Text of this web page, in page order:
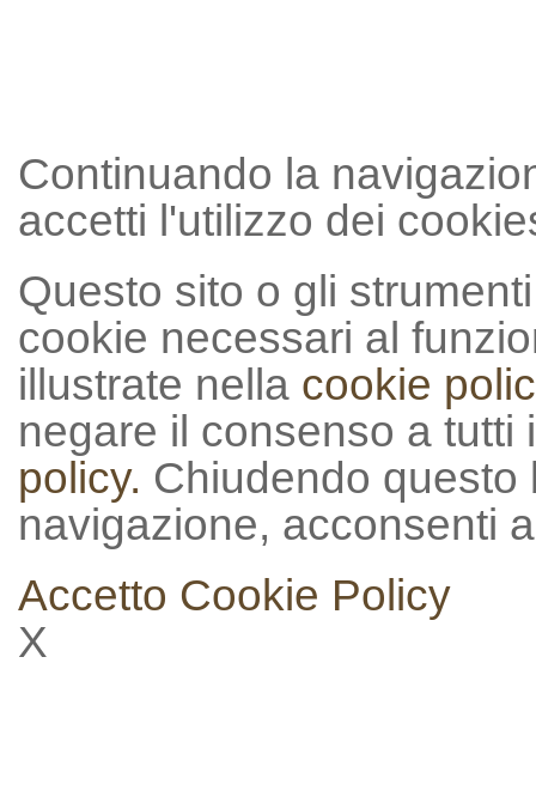
Continuando la
accetti l'utilizzo dei
Questo sito o gli
cookie necessari al
illustrate nella cookie
negare il consenso a
policy. Chiudendo
navigazione, acconsenti
Accetto Cookie Policy
X